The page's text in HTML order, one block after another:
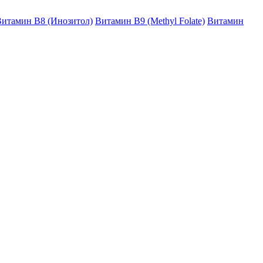
B8 (Инозитол) Витамин B9 (Methyl Folate) Витамин